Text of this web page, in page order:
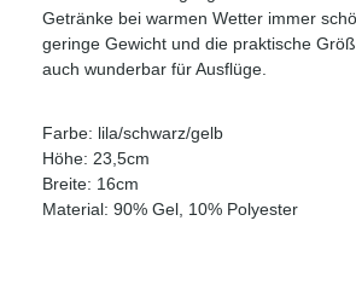
Getränke bei warmen Wetter immer
geringe Gewicht und die praktische
auch wunderbar für Ausflüge.
Farbe: lila/schwarz/gelb
Höhe: 23,5cm
Breite: 16cm
Material: 90% Gel, 10% Polyester